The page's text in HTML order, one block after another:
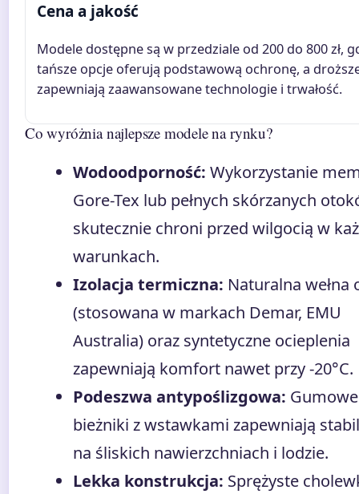
Cena a jakość
Modele dostępne są w przedziale od 200 do 800 zł,
tańsze opcje oferują podstawową ochronę, a
zapewniają zaawansowane technologie i trwałość.
Co wyróżnia najlepsze modele na rynku?
Wodoodporność: Wykorzystanie
Gore-Tex lub pełnych skórzanych
skutecznie chroni przed wilgocią w
warunkach.
Izolacja termiczna: Naturalna wełna
(stosowana w markach Demar, EMU
Australia) oraz syntetyczne ocieplenia
zapewniają komfort nawet przy -20°C.
Podeszwa antypoślizgowa: Gumowe
bieżniki z wstawkami zapewniają
na śliskich nawierzchniach i lodzie.
Lekka konstrukcja: Sprężyste